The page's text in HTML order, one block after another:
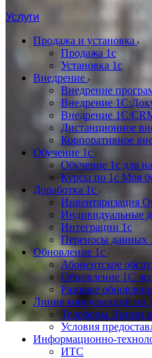
Услуги
Продажа и установка
Продажа 1с
Установка 1с
Внедрение
Внедрение
Внедрение
Внедрение
Дистанционное
Корпоративное
Обучение 1с
Обучение 1с для
Курсы по 1с Моя
Доработка 1с
Инвентаризация
Индивидуальные
Интеграции 1с
Переносы данных
Обновление 1с
Абонентское
Обновление 1С
Разовые
Линия консультаций по
Телефоны Линии
Условия
Информационно-
ИТС